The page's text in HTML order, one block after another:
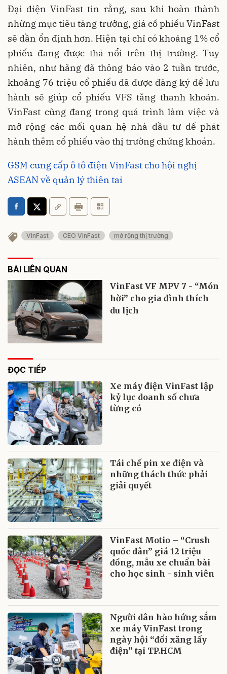
Đại diện VinFast tin rằng, sau khi hoàn thành
những mục tiêu tăng trưởng, giá cổ phiếu VinFast
sẽ dần ổn định hơn. Hiện tại chỉ có khoảng 1% cổ
phiếu đang được thả nổi trên thị trường. Tuy
nhiên, như hãng đã thông báo vào 2 tuần trước,
khoảng 76 triệu cổ phiếu đã được đăng ký để lưu
hành sẽ giúp cổ phiếu VFS tăng thanh khoản.
VinFast cũng đang trong quá trình làm việc và
mở rộng các mối quan hệ nhà đầu tư để phát
hành thêm cổ phiếu vào thị trường chứng khoán.
GSM cung cấp ô tô điện VinFast cho hội nghị
ASEAN về quản lý thiên tai
VinFast CEO VinFast mở rộng thị trường
BÀI LIÊN QUAN
VinFast VF MPV 7 - “Món
hời” cho gia đình thích
du lịch
ĐỌC TIẾP
Xe máy điện VinFast lập
kỷ lục doanh số chưa
từng có
Tái chế pin xe điện và
những thách thức phải
giải quyết
VinFast Motio – “Crush
quốc dân” giá 12 triệu
đồng, mẫu xe chuẩn bài
cho học sinh - sinh viên
Người dân hào hứng sắm
xe máy VinFast trong
ngày hội “đổi xăng lấy
điện” tại TP.HCM